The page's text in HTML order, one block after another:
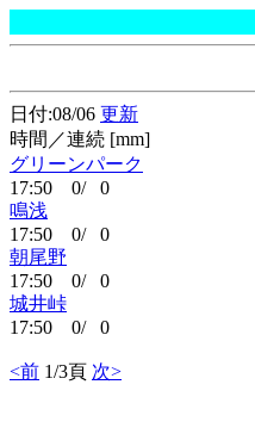
日付:08/06 更新
時間／連続 [mm]
グリーンパーク
17:50 0/ 0
鳴浅
17:50 0/ 0
朝尾野
17:50 0/ 0
城井峠
17:50 0/ 0
<前 1/3頁 次>